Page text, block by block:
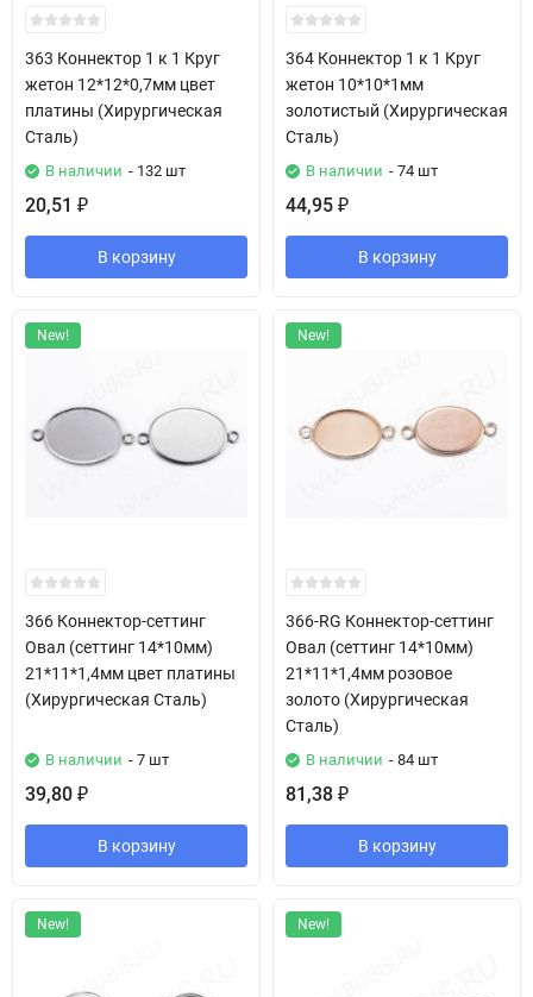
363 Коннектор 1 к 1 Круг
жетон 12*12*0,7мм цвет
платины (Хирургическая
Сталь)
В наличии - 132 шт
20,51 ₽
В корзину
364 Коннектор 1 к 1 Круг
жетон 10*10*1мм
золотистый (Хирургическая
Сталь)
В наличии - 74 шт
44,95 ₽
В корзину
New!
366 Коннектор-сеттинг
Овал (сеттинг 14*10мм)
21*11*1,4мм цвет платины
(Хирургическая Сталь)
В наличии - 7 шт
39,80 ₽
В корзину
New!
366-RG Коннектор-сеттинг
Овал (сеттинг 14*10мм)
21*11*1,4мм розовое
золото (Хирургическая
Сталь)
В наличии - 84 шт
81,38 ₽
В корзину
New! New!